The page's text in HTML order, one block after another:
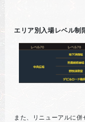
エリア別入場レベル制
また、リニューアルに